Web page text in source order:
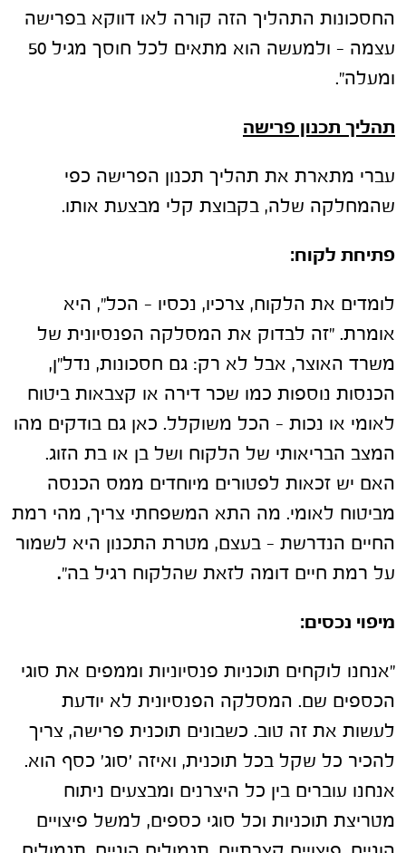
החסכונות התהליך הזה קורה לאו דווקא בפרישה
עצמה – ולמעשה הוא מתאים לכל חוסך מגיל 50
ומעלה".
תהליך תכנון פרישה
עברי מתארת את תהליך תכנון הפרישה כפי
שהמחלקה שלה, בקבוצת קלי מבצעת אותו.
פתיחת לקוח:
לומדים את הלקוח, צרכיו, נכסיו – הכל", היא
אומרת. "זה לבדוק את המסלקה הפנסיונית של
משרד האוצר, אבל לא רק: גם חסכונות, נדל"ן,
הכנסות נוספות כמו שכר דירה או קצבאות ביטוח
לאומי או נכות – הכל משוקלל. כאן גם בודקים מהו
המצב הבריאותי של הלקוח ושל בן או בת הזוג.
האם יש זכאות לפטורים מיוחדים ממס הכנסה
מביטוח לאומי. מה התא המשפחתי צריך, מהי רמת
החיים הנדרשת – בעצם, מטרת התכנון היא לשמור
על רמת חיים דומה לזאת שהלקוח רגיל בה".
מיפוי נכסים:
"אנחנו לוקחים תוכניות פנסיוניות וממפים את סוגי
הכספים שם. המסלקה הפנסיונית לא יודעת
לעשות את זה טוב. כשבונים תוכנית פרישה, צריך
להכיר כל שקל בכל תוכנית, ואיזה 'סוג' כסף הוא.
אנחנו עוברים בין כל היצרנים ומבצעים ניתוח
מטריצת תוכניות וכל סוגי כספים, למשל פיצויים